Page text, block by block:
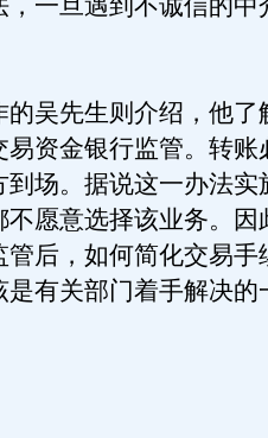
一旦遇到不诚信的中
吴先生则介绍，他了
资金银行监管。转账
场。据说这一办法实
愿意选择该业务。因
管后，如何简化交易手
有关部门着手解决的